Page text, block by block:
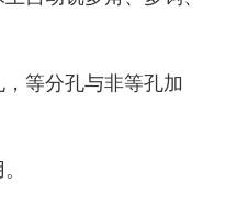
等分孔与非等孔加